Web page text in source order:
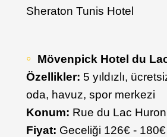
Sheraton Tunis Hotel
Mövenpick Hotel du
Özellikler: 5 yıldızlı,
oda, havuz, spor merkezi
Konum: Rue du Lac
Fiyat: Geceliği 126€ -